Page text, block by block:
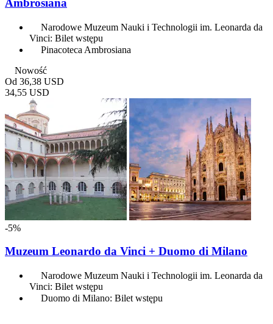
Ambrosiana
Narodowe Muzeum Nauki i Technologii im. Leonarda da
Vinci: Bilet wstępu
Pinacoteca Ambrosiana
Nowość
Od 36,38 USD
34,55 USD
-5%
Muzeum Leonardo da Vinci + Duomo di Milano
Narodowe Muzeum Nauki i Technologii im. Leonarda da
Vinci: Bilet wstępu
Duomo di Milano: Bilet wstępu